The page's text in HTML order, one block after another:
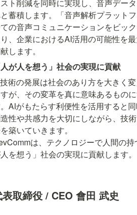
ト削減を同時に実現し、音声デー
蓄積します。「音声解析プラット
の音声コミュニケーションをビッ
、企業におけるAI活用の可能性を
人が人を想う」社会の実現に貢献
術の発展は社会のあり方を大きく
が、その変革を真に意味あるもの
AIがもたらす利便性を活用すると
性や共感力を大切にしながら、技
築いていきます。
は、テクノロジーで人間の
を想う」社会の実現に貢献します。
取締役 / CEO 會田 武史